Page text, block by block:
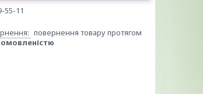
55-11
повернення товару протягом